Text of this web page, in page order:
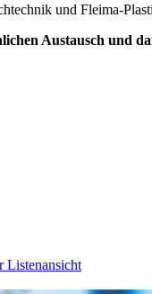
und Fleima-
Austausch und
Listenansicht